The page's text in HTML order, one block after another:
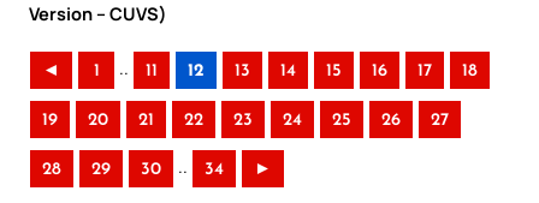
Version – CUVS)
◄ 1 .. 11 12 13 14 15 16 17 18
19 20 21 22 23 24 25 26 27
28 29 30 .. 34 ►